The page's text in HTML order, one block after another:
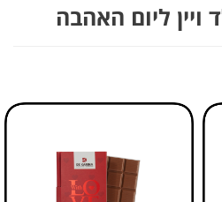
ויין ליום האהבה